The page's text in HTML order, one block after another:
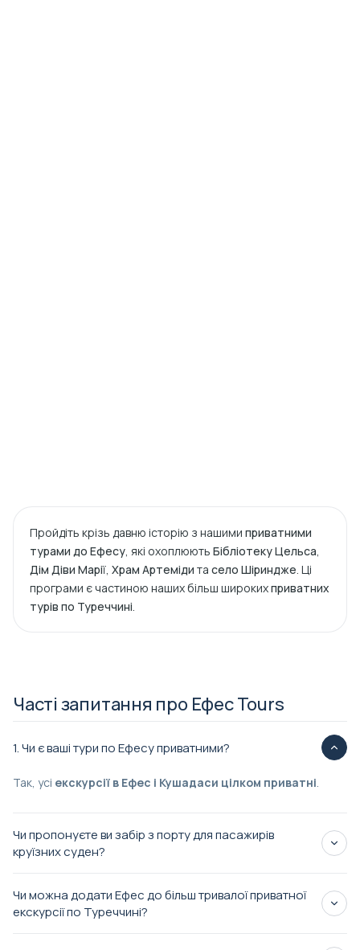
Пройдіть крізь давню історію з нашими приватними
турами до Ефесу, які охоплюють Бібліотеку Цельса,
Дім Діви Марії, Храм Артеміди та село Шіриндже. Ці
програми є частиною наших більш широкихприватних
турів по Туреччині.
Часті запитання про Ефес Tours
1. Чи є ваші тури по Ефесу приватними?
Так, усі екскурсії в Ефес і Кушадаси цілком приватні.
Чи пропонуєте ви забір з порту для пасажирів
круїзних суден?
доступний
Чи можна додати Ефес до більш тривалої приватної
екскурсії по Туреччині?